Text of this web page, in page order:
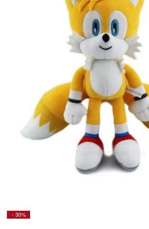
Doppelt antippen zum
vergrößern
- 30%